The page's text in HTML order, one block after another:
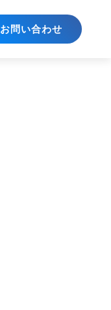
お問い合わせ